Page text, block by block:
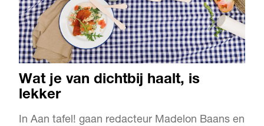
Wat je van dichtbij haalt, is
lekker
In Aan tafel! gaan redacteur Madelon Baans en